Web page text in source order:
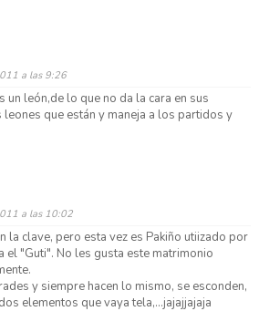
a las 9:26
un león,de lo que no da la cara en sus
que están y maneja a los partidos y
a las 10:02
la clave, pero esta vez es Pakiño utiizado por
el "Guti". No les gusta este matrimonio
y siempre hacen lo mismo, se esconden,
elementos que vaya tela,...jajajjajaja